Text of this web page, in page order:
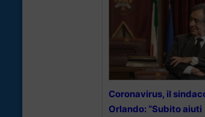
Coronavirus, il
Orlando: “Subito aiuti